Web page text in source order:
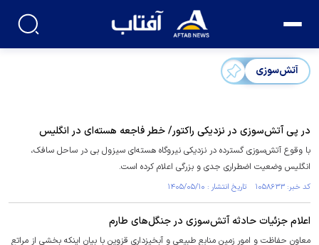
آتش‌سوزی
در پی آتش‌سوزی در نزدیکی راکتور/ خطر فاجعه هسته‌ای در انگلیس
با وقوع آتش‌سوزی گسترده در نزدیکی نیروگاه هسته‌ای سیزول بی در ساحل سافک،
انگلیس وضعیت اضطراری جدی و بزرگی اعلام کرده است.
کد خبر: ۱۰۵۸۶۳۳ تاریخ انتشار : ۱۴۰۵/۰۵/۱۰
اعلام جزئیات حادثه آتش‌سوزی در جنگل‌های طارم
معاون حفاظت و امور زمین منابع طبیعی و آبخیزداری قزوین با بیان اینکه بخشی از مراتع